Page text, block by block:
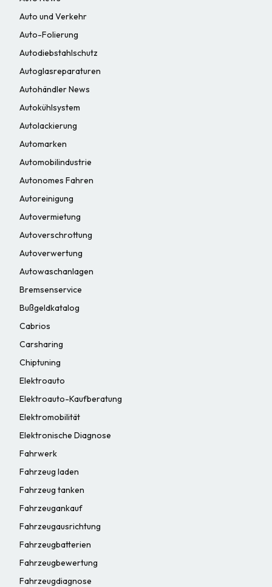
Auto und Verkehr
Auto-Folierung
Autodiebstahlschutz
Autoglasreparaturen
Autohändler News
Autokühlsystem
Autolackierung
Automarken
Automobilindustrie
Autonomes Fahren
Autoreinigung
Autovermietung
Autoverschrottung
Autoverwertung
Autowaschanlagen
Bremsenservice
Bußgeldkatalog
Cabrios
Carsharing
Chiptuning
Elektroauto
Elektroauto-Kaufberatung
Elektromobilität
Elektronische Diagnose
Fahrwerk
Fahrzeug laden
Fahrzeug tanken
Fahrzeugankauf
Fahrzeugausrichtung
Fahrzeugbatterien
Fahrzeugbewertung
Fahrzeugdiagnose